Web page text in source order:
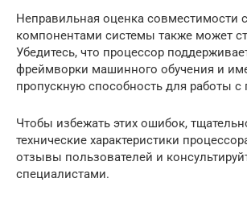
Неправильная оценка совместимости
компонентами системы также может
Убедитесь, что процессор
фреймворки машинного обучения и
пропускную способность для работы с
Чтобы избежать этих ошибок,
технические характеристики
отзывы пользователей и
специалистами.